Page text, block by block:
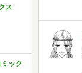
ス
ック